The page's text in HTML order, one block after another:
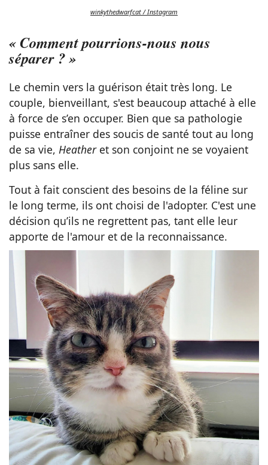
winkythedwarfcat / Instagram
« Comment pourrions-nous nous
séparer ? »
Le chemin vers la guérison était très long. Le
couple, bienveillant, s'est beaucoup attaché à elle
à force de s’en occuper. Bien que sa pathologie
puisse entraîner des soucis de santé tout au long
de sa vie, Heather et son conjoint ne se voyaient
plus sans elle.
Tout à fait conscient des besoins de la féline sur
le long terme, ils ont choisi de l'adopter. C'est une
décision qu’ils ne regrettent pas, tant elle leur
apporte de l'amour et de la reconnaissance.